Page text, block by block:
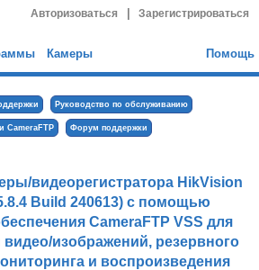
Авторизоваться Зарегистрироваться
Камеры Помощь
Руководство по обслуживанию
CameraFTP Форум поддержки
видеорегистратора HikVision
Build 240613) с помощью
CameraFTP VSS для
изображений, резервного
и воспроизведения